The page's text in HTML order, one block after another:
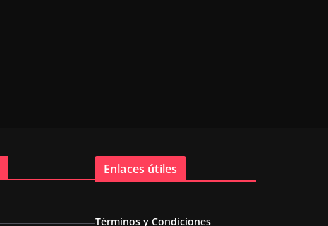
Enlaces útiles
Términos y Condiciones